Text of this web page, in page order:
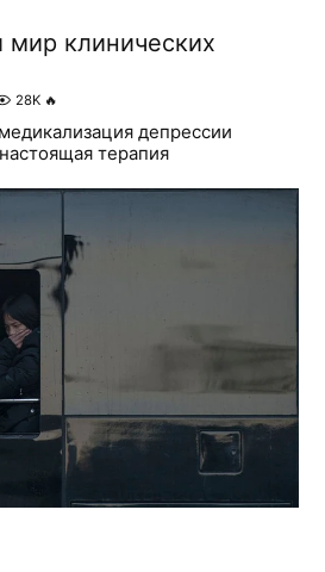
клинических
28K 🔥
депрессии
терапия